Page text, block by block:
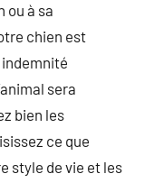
ou à sa
chien est
indemnité
sera
bien les
ce que
style de vie et les